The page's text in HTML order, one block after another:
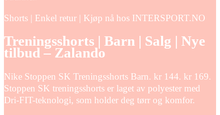
Shorts | Enkel retur | Kjøp nå hos INTERSPORT.NO
Treningsshorts | Barn | Salg | Nye
tilbud – Zalando
Nike Stoppen SK Treningsshorts Barn. kr 144. kr 169.
Stoppen SK treningsshorts er laget av polyester med
Dri-FIT-teknologi, som holder deg tørr og komfor.